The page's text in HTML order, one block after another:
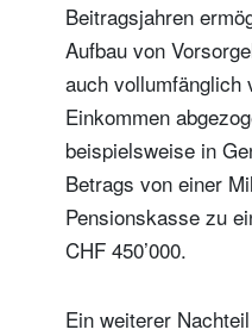
Beitragsjahren
Aufbau von
auch vollumfänglich
Einkommen
beispielsweise in
Betrags von einer
Pensionskasse zu
CHF 450’000.
Ein weiterer